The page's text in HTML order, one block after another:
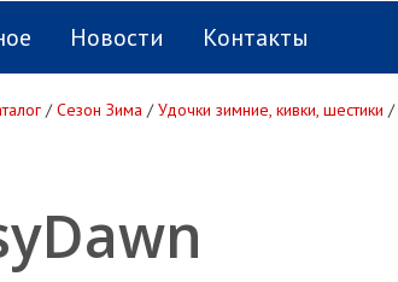
Новости Контакты
/Сезон Зима /Удочки зимние, кивки, шестики /